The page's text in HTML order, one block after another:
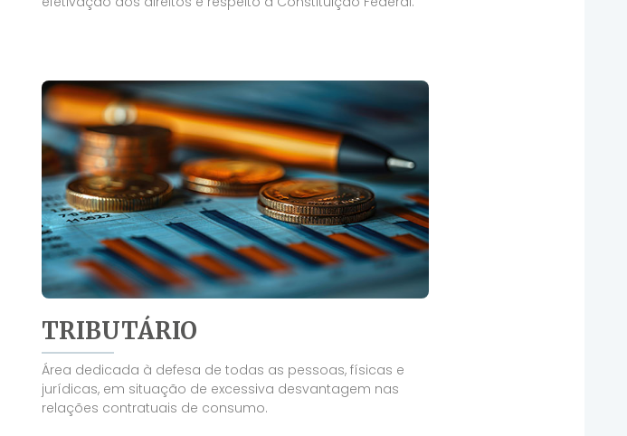
TRIBUTÁRIO
Área dedicada à defesa de todas as pessoas, físicas e
jurídicas, em situação de excessiva desvantagem nas
relações contratuais de consumo.